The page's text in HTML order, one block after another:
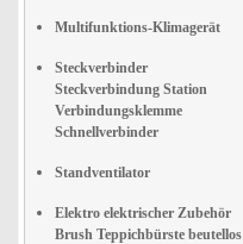
Multifunktions-Klimagerät
Steckverbinder
Steckverbindung Station
Verbindungsklemme
Schnellverbinder
Standventilator
Elektro elektrischer Zubehör
Brush Teppichbürste beutellos